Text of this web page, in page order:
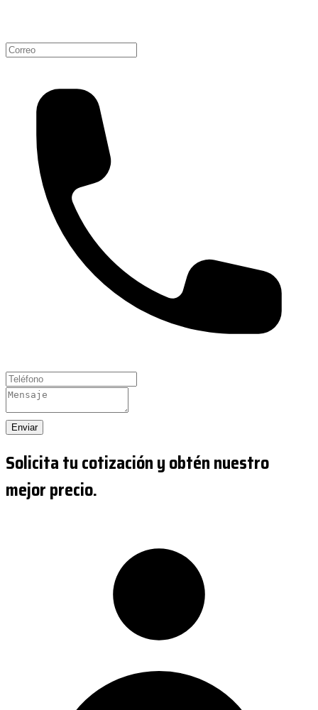
Enviar
Solicita tu cotización y obtén nuestro
mejor precio.